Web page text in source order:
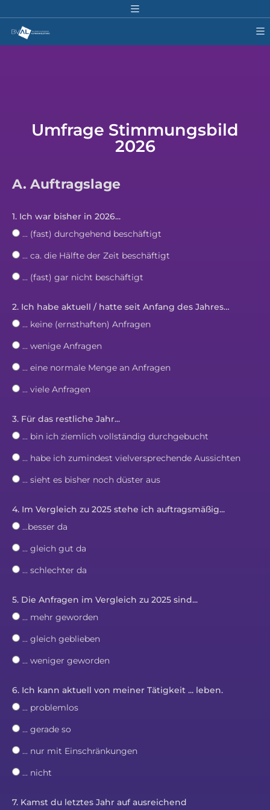
Umfrage Stimmungsbild
2026
A. Auftragslage
1. Ich war bisher in 2026...
... (fast) durchgehend beschäftigt
... ca. die Hälfte der Zeit beschäftigt
... (fast) gar nicht beschäftigt
2. Ich habe aktuell / hatte seit Anfang des Jahres…
... keine (ernsthaften) Anfragen
... wenige Anfragen
... eine normale Menge an Anfragen
... viele Anfragen
3. Für das restliche Jahr...
... bin ich ziemlich vollständig durchgebucht
... habe ich zumindest vielversprechende Aussichten
... sieht es bisher noch düster aus
4. Im Vergleich zu 2025 stehe ich auftragsmäßig...
...besser da
... gleich gut da
... schlechter da
5. Die Anfragen im Vergleich zu 2025 sind...
... mehr geworden
... gleich geblieben
... weniger geworden
6. Ich kann aktuell von meiner Tätigkeit ... leben.
... problemlos
... gerade so
... nur mit Einschränkungen
... nicht
7. Kamst du letztes Jahr auf ausreichend